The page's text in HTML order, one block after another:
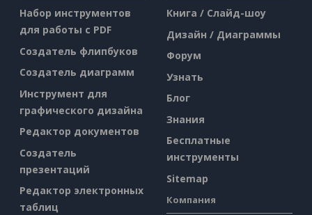
Набор инструментов
для работы с PDF
Создатель флипбуков
Создатель диаграмм
Инструмент для
графического дизайна
Редактор документов
Создатель
презентаций
Редактор электронных
таблиц
Книга / Слайд-шоу
Дизайн / Диаграммы
Форум
Узнать
Блог
Знания
Бесплатные
инструменты
Sitemap
Компания